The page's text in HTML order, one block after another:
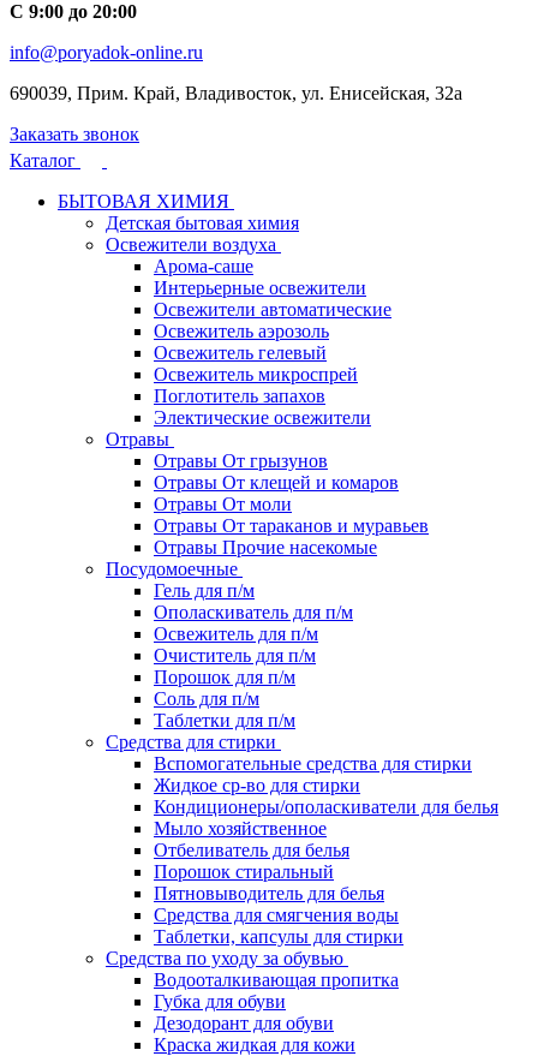
С 9:00 до 20:00
info@poryadok-online.ru
690039, Прим. Край, Владивосток, ул. Енисейская, 32а
Заказать звонок
Каталог
БЫТОВАЯ ХИМИЯ
Детская бытовая химия
Освежители воздуха
Арома-саше
Интерьерные освежители
Освежители автоматические
Освежитель аэрозоль
Освежитель гелевый
Освежитель микроспрей
Поглотитель запахов
Электические освежители
Отравы
Отравы От грызунов
Отравы От клещей и комаров
Отравы От моли
Отравы От тараканов и муравьев
Отравы Прочие насекомые
Посудомоечные
Гель для п/м
Ополаскиватель для п/м
Освежитель для п/м
Очиститель для п/м
Порошок для п/м
Соль для п/м
Таблетки для п/м
Средства для стирки
Вспомогательные средства для стирки
Жидкое ср-во для стирки
Кондиционеры/ополаскиватели для белья
Мыло хозяйственное
Отбеливатель для белья
Порошок стиральный
Пятновыводитель для белья
Средства для смягчения воды
Таблетки, капсулы для стирки
Средства по уходу за обувью
Водооталкивающая пропитка
Губка для обуви
Дезодорант для обуви
Краска жидкая для кожи